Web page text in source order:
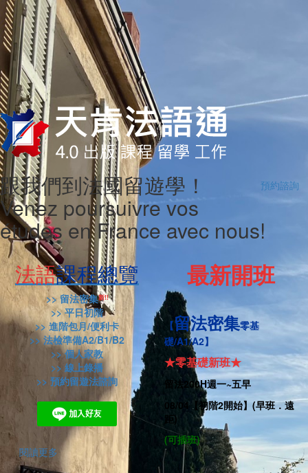
預約諮詢
跟我們到法國留遊學！
Venez poursuivre vos
études en France avec nous!
法語課程總覽
>> 留法密集新!!
>> 平日初階
>> 進階包月/便利卡
>> 法檢準備A2/B1/B2
>> 個人家教
>> 線上錄播
>> 預約留遊法諮詢
閱讀更多
最新開班
【留法密集零基
礎/A1/A2】
★零基礎新班★
留法 200H週一~五早
08/04 【初階2開始】(早班．遠
距)
(可插班)